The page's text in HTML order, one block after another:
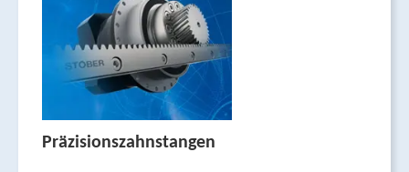
Präzisionszahnstangen